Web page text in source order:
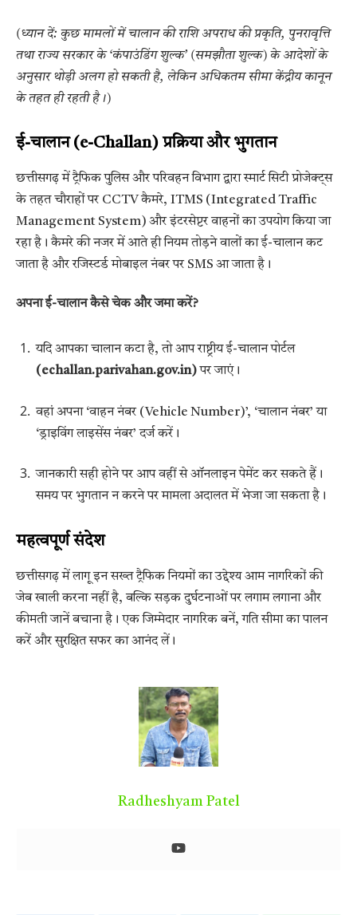
(ध्यान दें: कुछ मामलों में चालान की राशि अपराध की प्रकृति, पुनरावृत्ति
तथा राज्य सरकार के ‘कंपाउंडिंग शुल्क’ (समझौता शुल्क) के आदेशों के
अनुसार थोड़ी अलग हो सकती है, लेकिन अधिकतम सीमा केंद्रीय कानून
के तहत ही रहती है।)
ई-चालान (e-Challan) प्रक्रिया और भुगतान
छत्तीसगढ़ में ट्रैफिक पुलिस और परिवहन विभाग द्वारा स्मार्ट सिटी प्रोजेक्ट्स
के तहत चौराहों पर CCTV कैमरे, ITMS (Integrated Traffic
Management System) और इंटरसेप्टर वाहनों का उपयोग किया जा
रहा है। कैमरे की नजर में आते ही नियम तोड़ने वालों का ई-चालान कट
जाता है और रजिस्टर्ड मोबाइल नंबर पर SMS आ जाता है।
अपना ई-चालान कैसे चेक और जमा करें?
यदि आपका चालान कटा है, तो आप राष्ट्रीय ई-चालान पोर्टल
(echallan.parivahan.gov.in)पर जाएं।
वहां अपना ‘वाहन नंबर (Vehicle Number)’, ‘चालान नंबर’ या
‘ड्राइविंग लाइसेंस नंबर’ दर्ज करें।
जानकारी सही होने पर आप वहीं से ऑनलाइन पेमेंट कर सकते हैं।
समय पर भुगतान न करने पर मामला अदालत में भेजा जा सकता है।
महत्वपूर्ण संदेश
छत्तीसगढ़ में लागू इन सख्त ट्रैफिक नियमों का उद्देश्य आम नागरिकों की
जेब खाली करना नहीं है, बल्कि सड़क दुर्घटनाओं पर लगाम लगाना और
कीमती जानें बचाना है। एक जिम्मेदार नागरिक बनें, गति सीमा का पालन
करें और सुरक्षित सफर का आनंद लें।
Radheshyam Patel